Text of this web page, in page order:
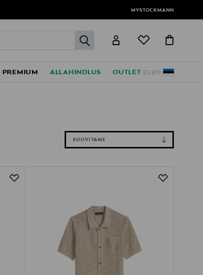
MYSTOCKMANN
label.header.go
EESTI
PREMIUM ALLAHINDLUS OUTLET
SOOVITAME